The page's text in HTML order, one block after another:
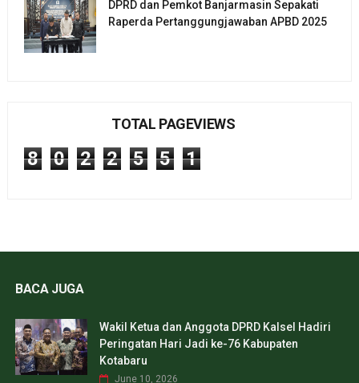
DPRD dan Pemkot Banjarmasin Sepakati
Raperda Pertanggungjawaban APBD 2025
TOTAL PAGEVIEWS
8 0 2 2 5 5 1
BACA JUGA
Wakil Ketua dan Anggota DPRD Kalsel Hadiri
Peringatan Hari Jadi ke-76 Kabupaten
Kotabaru
June 10, 2026